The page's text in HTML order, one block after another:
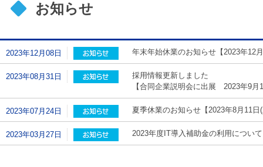
お知らせ
2023年12月08日 年末年始休業のお知らせ【2023年12
2023年08月31日
採用情報更新しました
【合同企業説明会に出展 2023年9月
2023年07月24日 夏季休業のお知らせ【2023年8月11日
2023年03月27日 2023年度IT導入補助金の利用について